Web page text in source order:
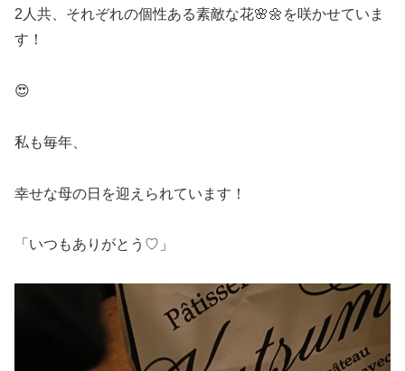
2人共、それぞれの個性ある素敵な花🌸🌼を咲かせていま
す！
😍
私も毎年、
幸せな母の日を迎えられています！
「いつもありがとう♡」